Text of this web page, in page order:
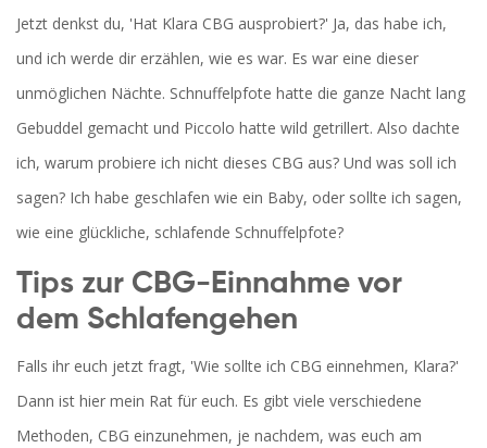
Jetzt denkst du, 'Hat Klara CBG ausprobiert?' Ja, das habe ich,
und ich werde dir erzählen, wie es war. Es war eine dieser
unmöglichen Nächte. Schnuffelpfote hatte die ganze Nacht lang
Gebuddel gemacht und Piccolo hatte wild getrillert. Also dachte
ich, warum probiere ich nicht dieses CBG aus? Und was soll ich
sagen? Ich habe geschlafen wie ein Baby, oder sollte ich sagen,
wie eine glückliche, schlafende Schnuffelpfote?
Tips zur CBG-Einnahme vor
dem Schlafengehen
Falls ihr euch jetzt fragt, 'Wie sollte ich CBG einnehmen, Klara?'
Dann ist hier mein Rat für euch. Es gibt viele verschiedene
Methoden, CBG einzunehmen, je nachdem, was euch am